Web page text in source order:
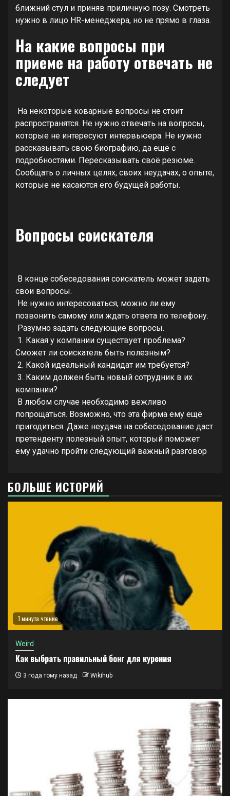
ближний стул и приняв приличную позу. Смотреть
нужно в лицо HR-менеджера, но не прямо в глаза.
На какие вопросы при
приеме на работу отвечать не
следует
На некоторые коварные вопросы не стоит
распространятся. Не нужно отвечать на вопросы,
которые не интересуют интервьюера. Не нужно
рассказывать свою биографию, да ещё с
подробностями. Пересказывать своё резюме.
Сообщать о личных целях, своих неудачах, о опыте,
которые не касаются его будущей работы.
Вопросы соискателя
В конце собеседования соискатель может задать
свои вопросы.
Не нужно интересоваться, можно ли ему
позвонить самому или ждать ответа по телефону.
Разумно задать следующие вопросы.
1. Какая у компании существует проблема?
Сможет ли соискатель быть полезным?
2. Какой идеальный кандидат им требуется?
3. Каким должен быть новый сотрудник в их
компании?
В любом случае необходимо вежливо
попрощаться. Возможно, что эта фирма ему ещё
пригодиться. Даже неудача на собеседование даст
претенденту полезный опыт, который поможет
ему удачно пройти следующий важный разговор
БОЛЬШЕ ИСТОРИЙ
1 минута чтение
Weird
Как выбрать правильный бонг для курения
3 года тому назад Wikihub